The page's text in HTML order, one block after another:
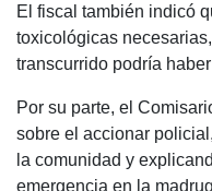
El fiscal también indicó
toxicológicas
transcurrido podría
Por su parte, el
sobre el accionar
la comunidad y
emergencia en la